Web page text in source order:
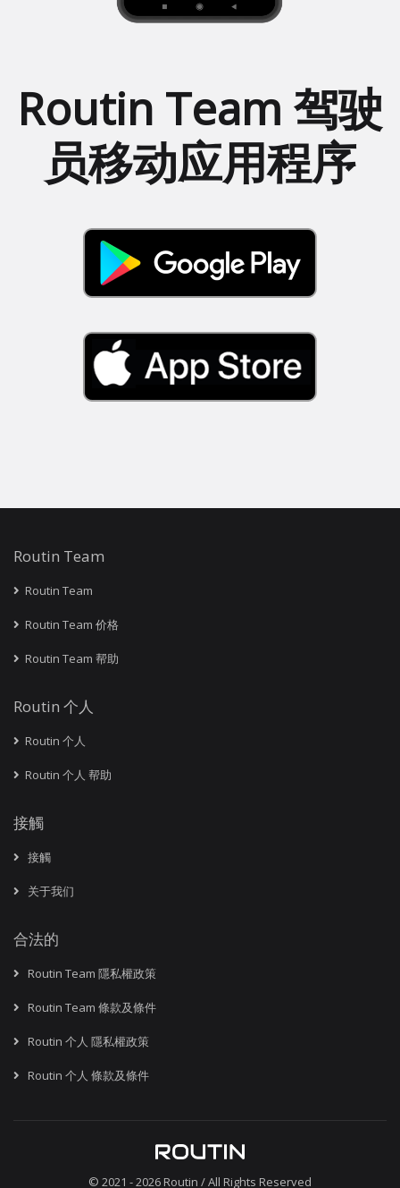
Routin Team 驾驶
员移动应用程序
Routin Team
Routin Team
Routin Team 价格
Routin Team 帮助
Routin 个人
Routin 个人
Routin 个人 帮助
接觸
接觸
关于我们
合法的
Routin Team 隱私權政策
Routin Team 條款及條件
Routin 个人 隱私權政策
Routin 个人 條款及條件
© 2021 - 2026 Routin / All Rights Reserved